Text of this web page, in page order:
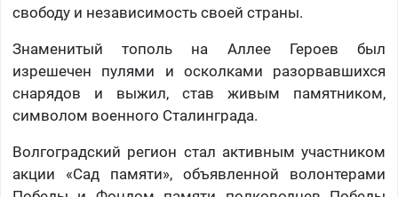
свободу и независимость своей страны.
Знаменитый тополь на Аллее Героев был
изрешечен пулями и осколками разорвавшихся
снарядов и выжил, став живым памятником,
символом военного Сталинграда.
Волгоградский регион стал активным участником
акции «Сад памяти», объявленной волонтерами